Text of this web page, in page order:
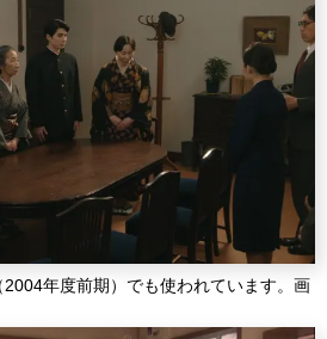
年度前期）でも使われています。画